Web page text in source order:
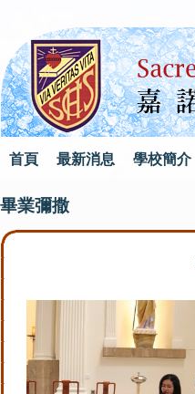
首頁 最新消息 學校簡介
畢業彌撒